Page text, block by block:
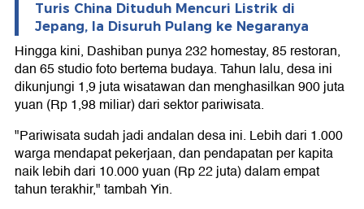
Turis China Dituduh Mencuri Listrik di
Jepang, Ia Disuruh Pulang ke Negaranya
Hingga kini, Dashiban punya 232 homestay, 85 restoran,
dan 65 studio foto bertema budaya. Tahun lalu, desa ini
dikunjungi 1,9 juta wisatawan dan menghasilkan 900 juta
yuan (Rp 1,98 miliar) dari sektor pariwisata.
"Pariwisata sudah jadi andalan desa ini. Lebih dari 1.000
warga mendapat pekerjaan, dan pendapatan per kapita
naik lebih dari 10.000 yuan (Rp 22 juta) dalam empat
tahun terakhir," tambah Yin.